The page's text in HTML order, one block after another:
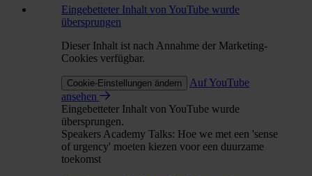
Eingebetteter Inhalt von YouTube wurde
übersprungen
Dieser Inhalt ist nach Annahme der Marketing-
Cookies verfügbar.
Cookie-Einstellungen ändern
Auf YouTube
ansehen
Eingebetteter Inhalt von YouTube wurde
übersprungen.
Speakers Academy Talks: Hoe we met een 'sense
of urgency' moeten kiezen voor een duurzame
toekomst